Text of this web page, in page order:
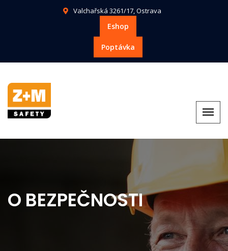
Valchařská 3261/17, Ostrava
Eshop
Poptávka
O BEZPEČNOSTI